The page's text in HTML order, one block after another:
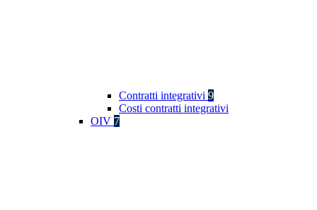
Contratti integrativi 9
Costi contratti integrativi
OIV 7